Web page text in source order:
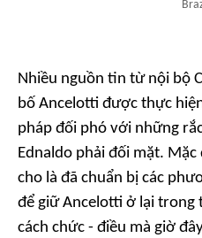
Nhiều nguồn tin từ nội bộ
bố Ancelotti được thực
pháp đối phó với những
Ednaldo phải đối mặt.
cho là đã chuẩn bị các
để giữ Ancelotti ở lại trong
cách chức - điều mà giờ